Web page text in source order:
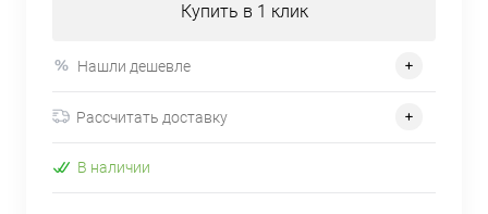
Купить в 1 клик
Нашли дешевле
Рассчитать доставку
В наличии